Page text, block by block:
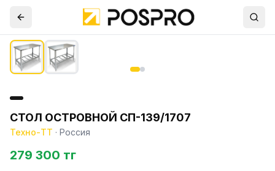
СТОЛ ОСТРОВНОЙ СП-139/1707
Техно-ТТ · Россия
279 300 тг